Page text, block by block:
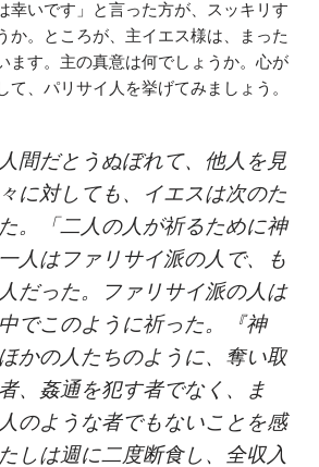
幸いです」と言った方が、スッキリす
か。ところが、主イエス様は、まった
ます。主の真意は何でしょうか。心が
て、パリサイ人を挙げてみましょう。
間だとうぬぼれて、他人を見
に対しても、イエスは次のた
。「二人の人が祈るために神
人はファリサイ派の人で、も
だった。ファリサイ派の人は
でこのように祈った。『神
かの人たちのように、奪い取
、姦通を犯す者でなく、ま
のような者でもないことを感
しは週に二度断食し、全収入